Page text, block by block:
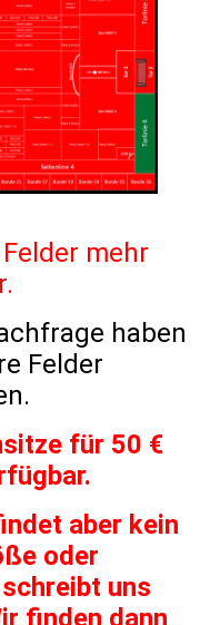
mehr
haben
Felder
für 50 €
aber kein
oder
uns
finden dann